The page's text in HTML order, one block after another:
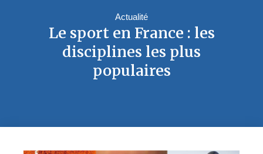
Actualité
Le sport en France : les
disciplines les plus
populaires